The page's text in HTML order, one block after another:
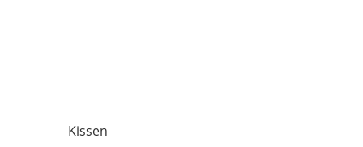
Kissen